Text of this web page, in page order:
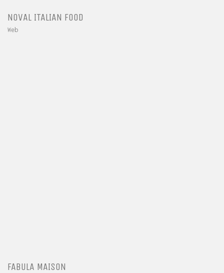
NOVAL ITALIAN FOOD
Web
FABULA MAISON